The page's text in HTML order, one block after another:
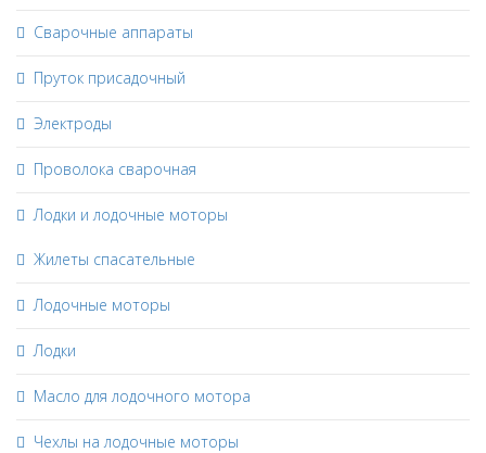
Сварочные аппараты
Пруток присадочный
Электроды
Проволока сварочная
Лодки и лодочные моторы
Жилеты спасательные
Лодочные моторы
Лодки
Масло для лодочного мотора
Чехлы на лодочные моторы